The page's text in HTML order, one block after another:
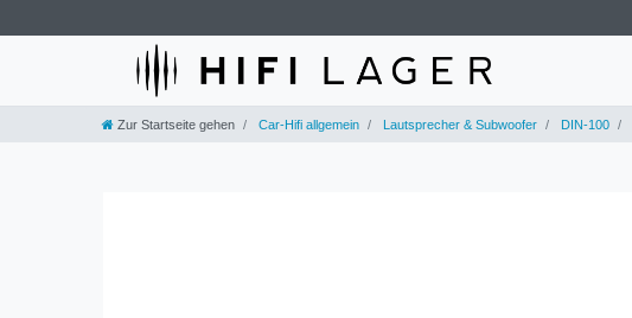
Zur Startseite gehen Car-Hifi allgemein Lautsprecher & Subwoofer DIN-100